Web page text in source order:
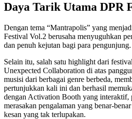
Daya Tarik Utama DPR
Dengan tema “Mantrapolis” yang
Festival Vol.2 berusaha menyuguhkan
dan penuh kejutan bagi para pengunjung.
Selain itu, salah satu highlight dari
Unexpected Collaboration di atas
musisi dari berbagai genre berbeda,
pertunjukkan kali ini dan berhasil
dengan Activation Booth yang interaktif,
merasakan pengalaman yang benar-
kesan yang tak terlupakan.